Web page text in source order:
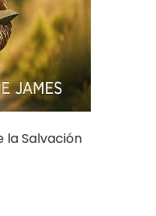
la Salvación